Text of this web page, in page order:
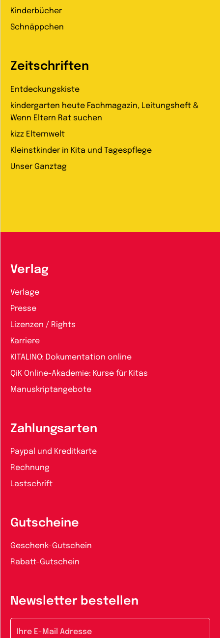
Kinderbücher
Schnäppchen
Zeitschriften
Entdeckungskiste
kindergarten heute Fachmagazin, Leitungsheft &
Wenn Eltern Rat suchen
kizz Elternwelt
Kleinstkinder in Kita und Tagespflege
Unser Ganztag
Verlag
Verlage
Presse
Lizenzen / Rights
Karriere
KITALINO: Dokumentation online
QiK Online-Akademie: Kurse für Kitas
Manuskriptangebote
Zahlungsarten
Paypal und Kreditkarte
Rechnung
Lastschrift
Gutscheine
Geschenk-Gutschein
Rabatt-Gutschein
Newsletter bestellen